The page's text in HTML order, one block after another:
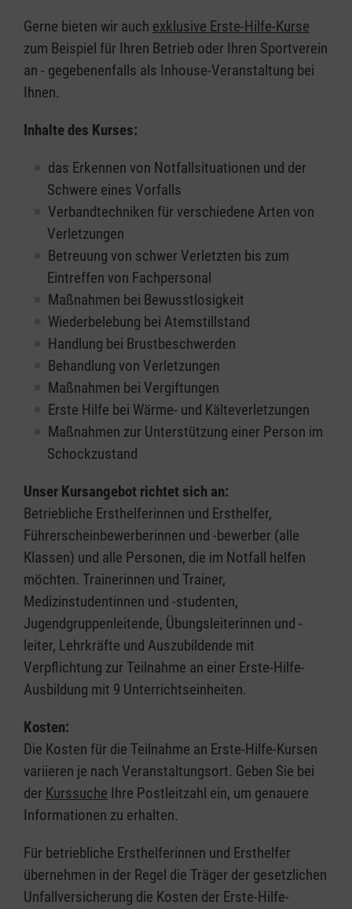
Gerne bieten wir auch exklusive Erste-Hilfe-Kurse
zum Beispiel für Ihren Betrieb oder Ihren Sportverein
an - gegebenenfalls als Inhouse-Veranstaltung bei
Ihnen.
Inhalte des Kurses:
das Erkennen von Notfallsituationen und der
Schwere eines Vorfalls
Verbandtechniken für verschiedene Arten von
Verletzungen
Betreuung von schwer Verletzten bis zum
Eintreffen von Fachpersonal
Maßnahmen bei Bewusstlosigkeit
Wiederbelebung bei Atemstillstand
Handlung bei Brustbeschwerden
Behandlung von Verletzungen
Maßnahmen bei Vergiftungen
Erste Hilfe bei Wärme- und Kälteverletzungen
Maßnahmen zur Unterstützung einer Person im
Schockzustand
Unser Kursangebot richtet sich an:
Betriebliche Ersthelferinnen und Ersthelfer,
Führerscheinbewerberinnen und -bewerber (alle
Klassen) und alle Personen, die im Notfall helfen
möchten. Trainerinnen und Trainer,
Medizinstudentinnen und -studenten,
Jugendgruppenleitende, Übungsleiterinnen und -
leiter, Lehrkräfte und Auszubildende mit
Verpflichtung zur Teilnahme an einer Erste-Hilfe-
Ausbildung mit 9 Unterrichtseinheiten.
Kosten:
Die Kosten für die Teilnahme an Erste-Hilfe-Kursen
variieren je nach Veranstaltungsort. Geben Sie bei
der Kurssuche Ihre Postleitzahl ein, um genauere
Informationen zu erhalten.
Für betriebliche Ersthelferinnen und Ersthelfer
übernehmen in der Regel die Träger der gesetzlichen
Unfallversicherung die Kosten der Erste-Hilfe-